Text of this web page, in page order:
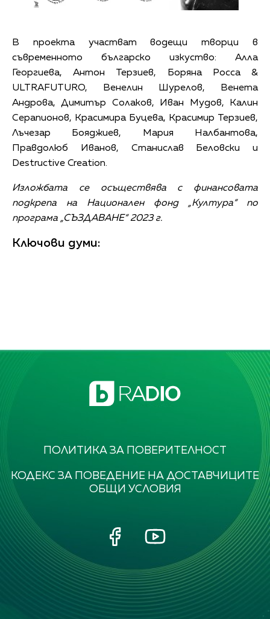
В проекта участват водещи творци в
съвременното българско изкуство: Алла
Георгиева, Антон Терзиев, Боряна Росса &
ULTRAFUTURO, Венелин Шурелов, Венета
Андрова, Димитър Солаков, Иван Мудов, Калин
Серапионов, Красимира Буцева, Красимир Терзиев,
Лъчезар Бояджиев, Мария Налбантова,
Правдолюб Иванов, Станислав Беловски и
Destructive Creation.
Изложбата се осъществява с финансовата
подкрепа на Национален фонд „Култура“ по
програма „СЪЗДАВАНЕ“ 2023 г.
Ключови думи:
ПОЛИТИКА ЗА ПОВЕРИТЕЛНОСТ
КОДЕКС ЗА ПОВЕДЕНИЕ НА ДОСТАВЧИЦИТЕ
ОБЩИ УСЛОВИЯ